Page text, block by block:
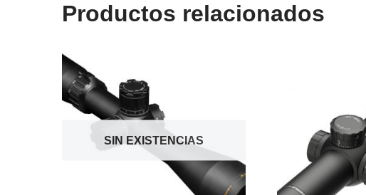
Productos relacionados
SIN EXISTENCIAS